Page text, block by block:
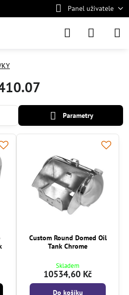
Panel uživatele
Parametry
Custom Round Domed Oil
Tank Chrome
Skladem
10534,60 Kč
Do košíku